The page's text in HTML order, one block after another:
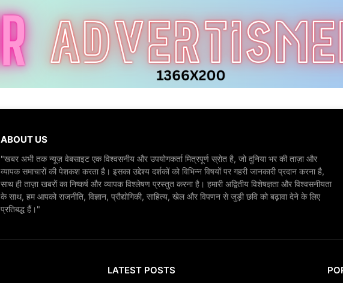
ABOUT US
"खबर अभी तक न्यूज़ वेबसाइट एक विश्वसनीय और उपयोगकर्ता मित्रपूर्ण स्रोत है, जो दुनिया भर की ताज़ा और
व्यापक समाचारों की पेशकश करता है। इसका उद्देश्य दर्शकों को विभिन्न विषयों पर गहरी जानकारी प्रदान करना है,
साथ ही ताज़ा खबरों का निष्कर्ष और व्यापक विश्लेषण प्रस्तुत करना है। हमारी अद्वितीय विशेषज्ञता और विश्वसनीयता
के साथ, हम आपको राजनीति, विज्ञान, प्रौद्योगिकी, साहित्य, खेल और विपणन से जुड़ी छवि को बढ़ावा देने के लिए
प्रतिबद्ध हैं।"
LATEST POSTS